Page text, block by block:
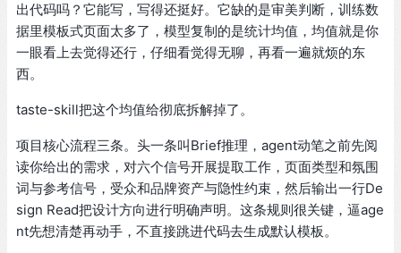
出代码吗？它能写，写得还挺好。它缺的是审美判断，训练数
据里模板式页面太多了，模型复制的是统计均值，均值就是你
一眼看上去觉得还行，仔细看觉得无聊，再看一遍就烦的东
西。
taste-skill把这个均值给彻底拆解掉了。
项目核心流程三条。头一条叫Brief推理，agent动笔之前先阅
读你给出的需求，对六个信号开展提取工作，页面类型和氛围
词与参考信号，受众和品牌资产与隐性约束，然后输出一行De
sign Read把设计方向进行明确声明。这条规则很关键，逼age
nt先想清楚再动手，不直接跳进代码去生成默认模板。